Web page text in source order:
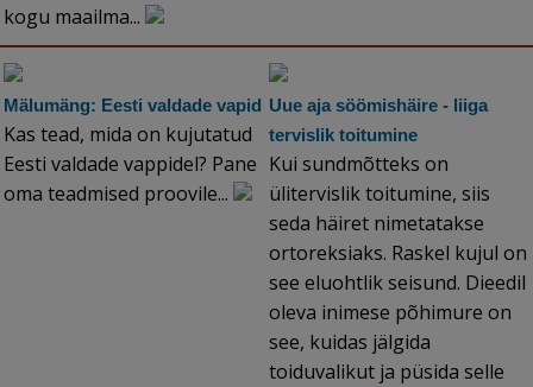
kogu maailma...
Mälumäng: Eesti valdade vapid
Kas tead, mida on kujutatud
Eesti valdade vappidel? Pane
oma teadmised proovile...
Uue aja söömishäire - liiga
tervislik toitumine
Kui sundmõtteks on
ülitervislik toitumine, siis
seda häiret nimetatakse
ortoreksiaks. Raskel kujul on
see eluohtlik seisund. Dieedil
oleva inimese põhimure on
see, kuidas jälgida
toiduvalikut ja püsida selle